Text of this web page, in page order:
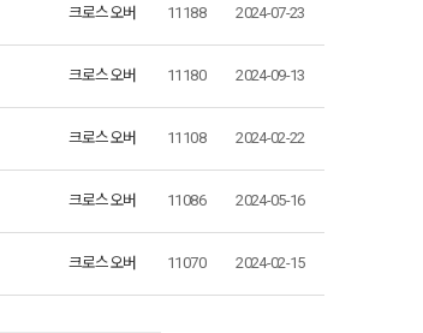
크로스오버 11188 2024-07-23
크로스오버 11180 2024-09-13
크로스오버 11108 2024-02-22
크로스오버 11086 2024-05-16
크로스오버 11070 2024-02-15